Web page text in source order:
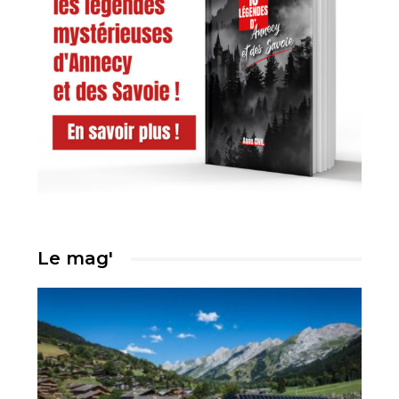
Le mag'